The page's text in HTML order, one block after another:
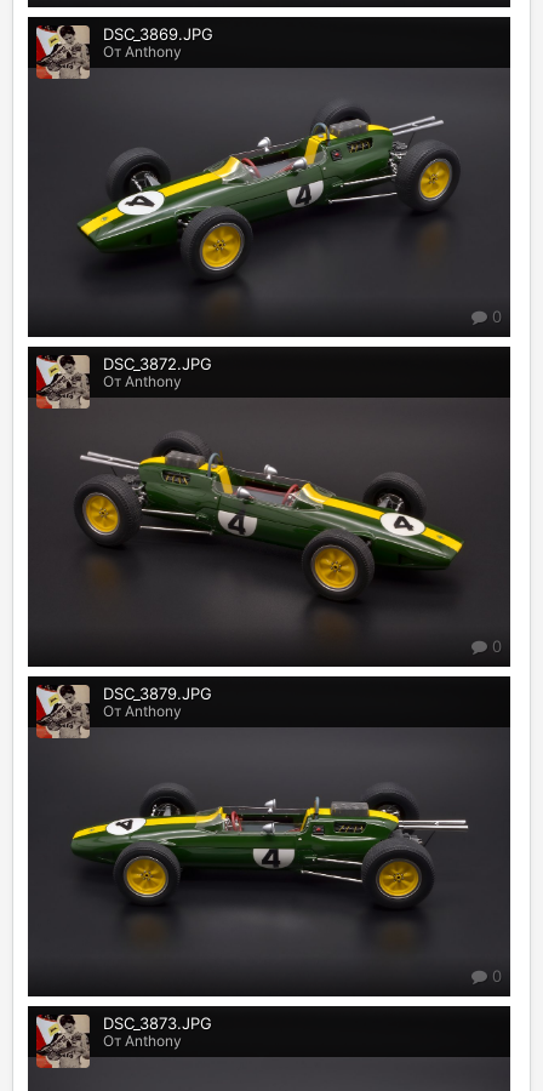
DSC_3869.JPG
От Anthony
0
DSC_3872.JPG
От Anthony
0
DSC_3879.JPG
От Anthony
0
DSC_3873.JPG
От Anthony